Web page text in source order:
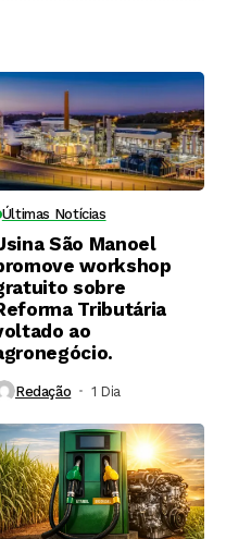
Últimas Notícias
São Manoel
workshop
sobre
Tributária
ao
Redação 1 Dia ⁮